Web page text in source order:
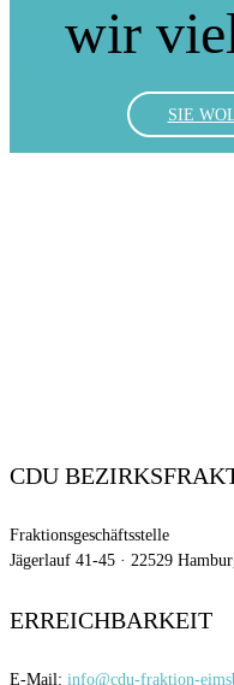
wir
SIE
CDU
Fraktionsgeschäftsstelle
Jägerlauf 41-45 · 22529
ERREICHBARKEIT
E-Mail: info@cdu-fraktion-